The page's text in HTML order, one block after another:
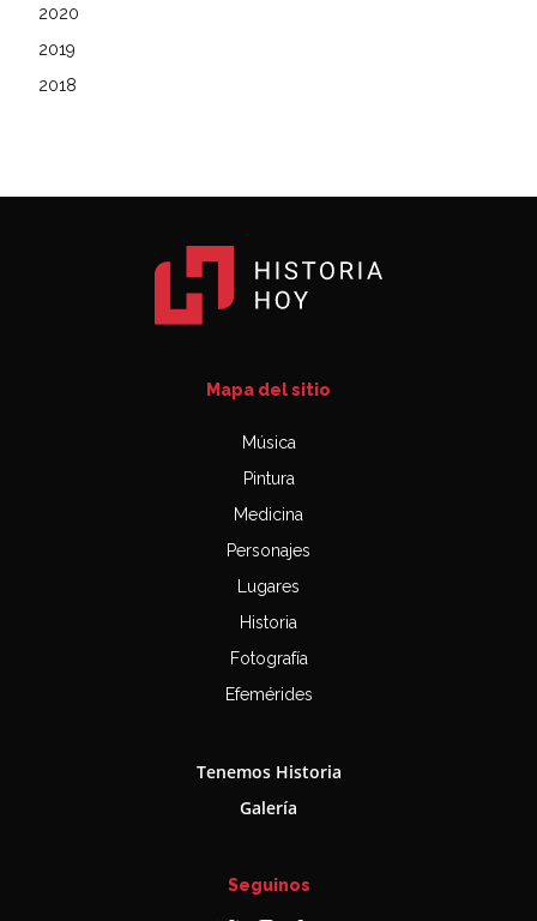
2020
2019
2018
Mapa del sitio
Música
Pintura
Medicina
Personajes
Lugares
Historia
Fotografía
Efemérides
Tenemos Historia
Galería
Seguinos